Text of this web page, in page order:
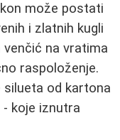
može postati
i zlatnih kugli
venčić na vratima
raspoloženje.
silueta od kartona
koje iznutra